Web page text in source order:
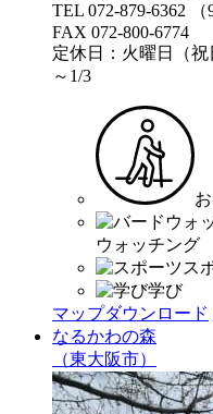
TEL 072-879-6362 （
FAX 072-800-6774
定休日：火曜日（
～1/3
ウォッチング
ス
学び
マップダウンロード
なるかわの森
（東大阪市）